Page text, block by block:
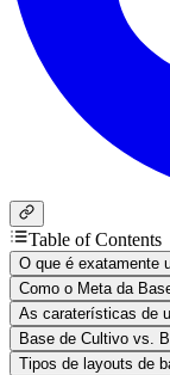
Table of Contents
O que é exatamente
Como o Meta da
As caraterísticas de
Base de Cultivo vs.
Tipos de layouts de